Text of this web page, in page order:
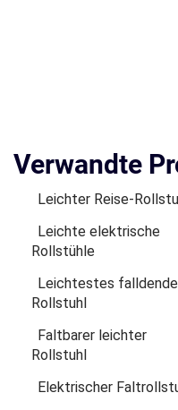
Verwandte
Leichter Reise-
Leichte elektrische
Rollstühle
Leichtestes
Rollstuhl
Faltbarer leichter
Rollstuhl
Elektrischer